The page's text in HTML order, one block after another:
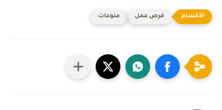
فرص عمل منوعات